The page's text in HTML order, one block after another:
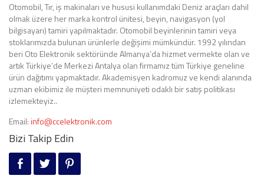
Otomobil, Tır, iş makinaları ve hususi kullanımdaki Deniz araçları dahil
olmak üzere her marka kontrol ünitesi, beyin, navigasyon (yol
bilgisayarı) tamiri yapılmaktadır. Otomobil beyinlerinin tamiri veya
stoklarımızda bulunan ürünlerle değişimi mümkündür. 1992 yılından
beri Oto Elektronik sektöründe Almanya’da hizmet vermekte olan ve
artık Türkiye’de Merkezi Antalya olan firmamız tüm Türkiye geneline
ürün dağıtımı yapmaktadır. Akademisyen kadromuz ve kendi alanında
uzman ekibimiz ile müşteri memnuniyeti odaklı bir satış politikası
izlemekteyiz..
Email:info@ccelektronik.com
Bizi Takip Edin